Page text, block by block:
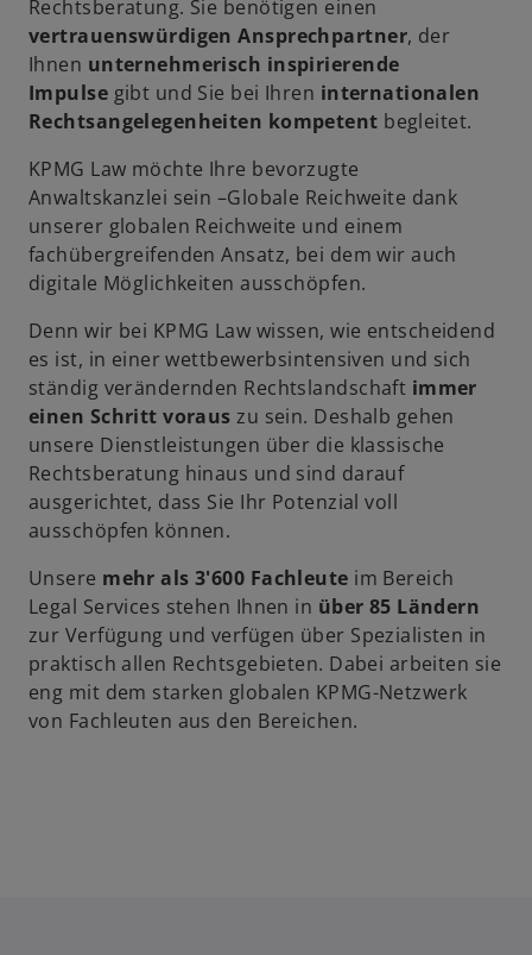
Rechtsberatung. Sie benötigen einen
vertrauenswürdigen Ansprechpartner, der
Ihnen unternehmerisch inspirierende
Impulse gibt und Sie bei Ihren internationalen
Rechtsangelegenheiten kompetent begleitet.
KPMG Law möchte Ihre bevorzugte
Anwaltskanzlei sein –Globale Reichweite dank
unserer globalen Reichweite und einem
fachübergreifenden Ansatz, bei dem wir auch
digitale Möglichkeiten ausschöpfen.
Denn wir bei KPMG Law wissen, wie entscheidend
es ist, in einer wettbewerbsintensiven und sich
ständig verändernden Rechtslandschaft immer
einen Schritt voraus zu sein. Deshalb gehen
unsere Dienstleistungen über die klassische
Rechtsberatung hinaus und sind darauf
ausgerichtet, dass Sie Ihr Potenzial voll
ausschöpfen können.
Unsere mehr als 3'600 Fachleute im Bereich
Legal Services stehen Ihnen in über 85 Ländern
zur Verfügung und verfügen über Spezialisten in
praktisch allen Rechtsgebieten. Dabei arbeiten sie
eng mit dem starken globalen KPMG-Netzwerk
von Fachleuten aus den Bereichen.